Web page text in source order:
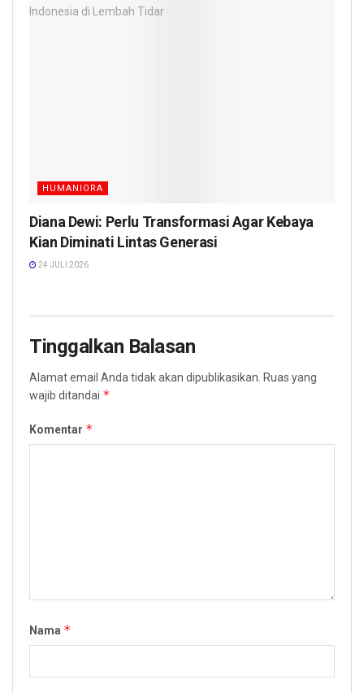
HUMANIORA
Diana Dewi: Perlu Transformasi Agar Kebaya
Kian Diminati Lintas Generasi
24 JULI 2026
Tinggalkan Balasan
Alamat email Anda tidak akan dipublikasikan. Ruas yang
wajib ditandai *
Komentar *
Nama *